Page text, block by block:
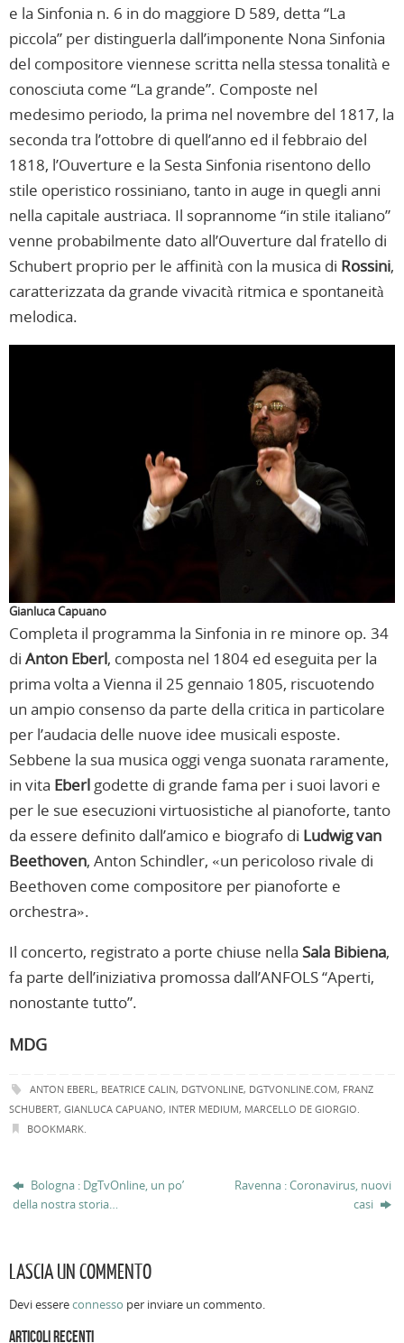
e la Sinfonia n. 6 in do maggiore D 589, detta “La
piccola” per distinguerla dall’imponente Nona Sinfonia
del compositore viennese scritta nella stessa tonalità e
conosciuta come “La grande”. Composte nel
medesimo periodo, la prima nel novembre del 1817, la
seconda tra l’ottobre di quell’anno ed il febbraio del
1818, l’Ouverture e la Sesta Sinfonia risentono dello
stile operistico rossiniano, tanto in auge in quegli anni
nella capitale austriaca. Il soprannome “in stile italiano”
venne probabilmente dato all’Ouverture dal fratello di
Schubert proprio per le affinità con la musica di Rossini,
caratterizzata da grande vivacità ritmica e spontaneità
melodica.
Gianluca Capuano
Completa il programma la Sinfonia in re minore op. 34
di Anton Eberl, composta nel 1804 ed eseguita per la
prima volta a Vienna il 25 gennaio 1805, riscuotendo
un ampio consenso da parte della critica in particolare
per l’audacia delle nuove idee musicali esposte.
Sebbene la sua musica oggi venga suonata raramente,
in vita Eberl godette di grande fama per i suoi lavori e
per le sue esecuzioni virtuosistiche al pianoforte, tanto
da essere definito dall’amico e biografo di Ludwig van
Beethoven, Anton Schindler, «un pericoloso rivale di
Beethoven come compositore per pianoforte e
orchestra».
Il concerto, registrato a porte chiuse nella Sala Bibiena,
fa parte dell’iniziativa promossa dall’ANFOLS “Aperti,
nonostante tutto”.
MDG
ANTON EBERL , BEATRICE CALIN, DGTVONLINE, DGTVONLINE.COM, FRANZ
SCHUBERT, GIANLUCA CAPUANO, INTER MEDIUM, MARCELLO DE GIORGIO
BOOKMARK.
Bologna : DgTvOnline, un po’
della nostra storia…
Ravenna : Coronavirus, nuovi
casi
LASCIA UN COMMENTO
Devi essereconnesso per inviare un commento.
ARTICOLI RECENTI